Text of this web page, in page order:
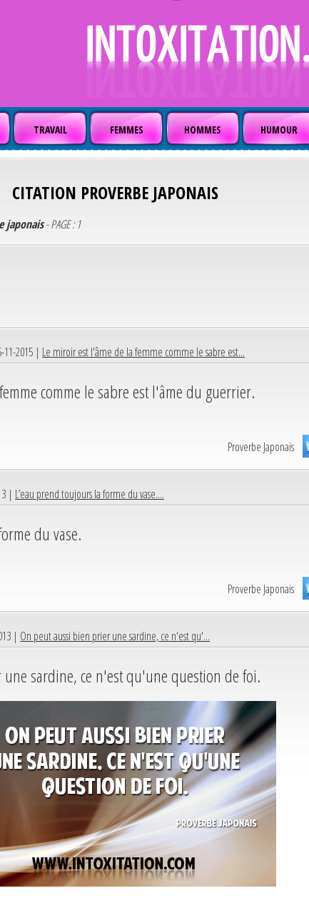
TRAVAIL FEMMES HOMMES HUMOUR
CITATION PROVERBE JAPONAIS
japonais- PAGE : 1
11-2015 | Le miroir est l'âme de la femme comme le sabre est...
comme le sabre est l'âme du guerrier.
Proverbe Japonais
| L’eau prend toujours la forme du vase....
du vase.
Proverbe Japonais
| On peut aussi bien prier une sardine, ce n'est qu'...
sardine, ce n'est qu'une question de foi.